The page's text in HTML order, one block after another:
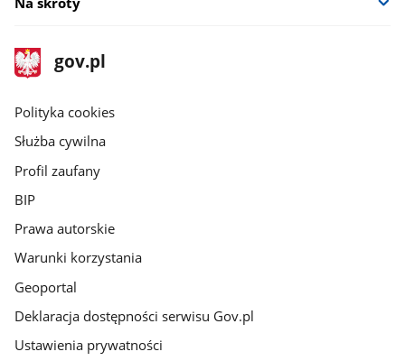
stopka
gov.pl
Strona
gov.pl
gov.pl
Polityka cookies
Służba cywilna
Profil zaufany
BIP
Prawa autorskie
Warunki korzystania
Geoportal
Deklaracja dostępności serwisu Gov.pl
Ustawienia prywatności